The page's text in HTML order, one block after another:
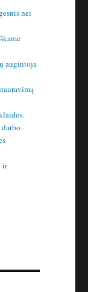
nei
augintoja
ir